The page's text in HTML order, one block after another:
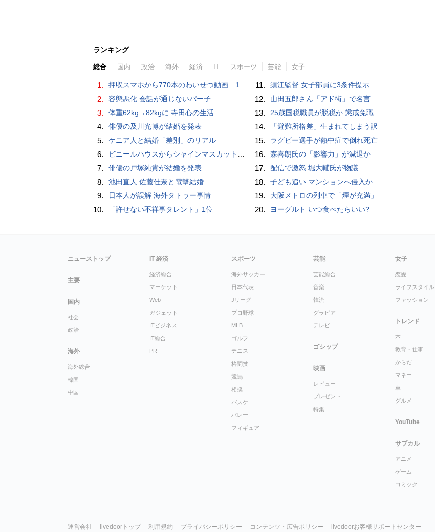
ランキング
総合 国内 政治 海外 経済 IT スポーツ 芸能 女子
1. 押収スマホから770本のわいせつ動画 15歳少女に酒と薬飲ませ性的暴行か 54歳男を再逮捕 「薬もありますよ」とSNSで誘い出し
2. 容態悪化 会話が通じないパー子
3. 体重62kg→82kgに 寺田心の生活
4. 俳優の及川光博が結婚を発表
5. ケニア人と結婚「差別」のリアル
6. ビニールハウスからシャインマスカット約200房を盗んだ疑い ネットで販売か 無職の男（42）逮捕 岡山県警
7. 俳優の戸塚純貴が結婚を発表
8. 池田直人 佐藤佳奈と電撃結婚
9. 日本人が誤解 海外タトゥー事情
10. 「許せない不祥事タレント」1位
11. 須江監督 女子部員に3条件提示
12. 山田五郎さん「アド街」で名言
13. 25歳国税職員が脱税か 懲戒免職
14. 「避難所格差」生まれてしまう訳
15. ラグビー選手が熱中症で倒れ死亡
16. 森喜朗氏の「影響力」が減退か
17. 配信で激怒 堀大輔氏が物議
18. 子ども追い マンションへ侵入か
19. 大阪メトロの列車で「煙が充満」
20. ヨーグルト いつ食べたらいい?
ニューストップ
主要
国内
社会
政治
海外
海外総合
韓国
中国
IT 経済
経済総合
マーケット
Web
ガジェット
ITビジネス
IT総合
PR
スポーツ
海外サッカー
日本代表
Jリーグ
プロ野球
MLB
ゴルフ
テニス
格闘技
競馬
相撲
バスケ
バレー
フィギュア
芸能
芸能総合
音楽
韓流
グラビア
テレビ
ゴシップ
映画
レビュー
プレゼント
特集
女子
恋愛
ライフスタイル
ファッション
トレンド
本
教育・仕事
からだ
マネー
車
グルメ
YouTube
サブカル
アニメ
ゲーム
コミック
運営会社 livedoorトップ 利用規約 プライバシーポリシー コンテンツ・広告ポリシー livedoorお客様サポートセンター